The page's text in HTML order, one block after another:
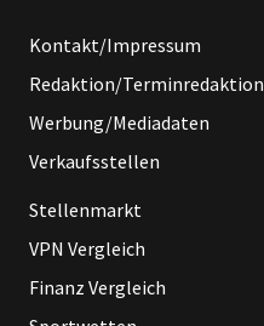
Kontakt/Impressum
Redaktion/Terminredaktion
Werbung/Mediadaten
Verkaufsstellen
Stellenmarkt
VPN Vergleich
Finanz Vergleich